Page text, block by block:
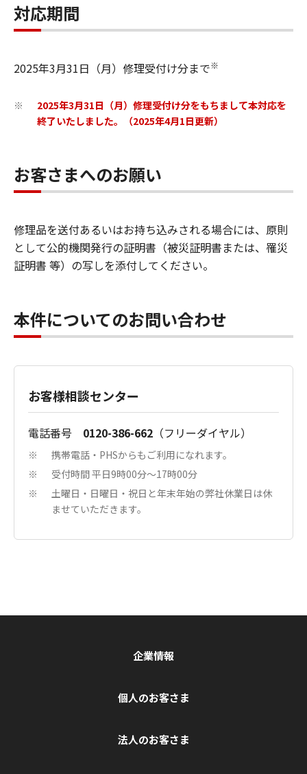
対応期間
2025年3月31日（月）修理受付け分まで※
※
2025年3月31日（月）修理受付け分をもちまして本対応を
終了いたしました。（2025年4月1日更新）
お客さまへのお願い
修理品を送付あるいはお持ち込みされる場合には、原則
として公的機関発行の証明書（被災証明書または、罹災
証明書 等）の写しを添付してください。
本件についてのお問い合わせ
お客様相談センター
電話番号 0120-386-662 （フリーダイヤル）
※ 携帯電話・PHSからもご利用になれます。
※ 受付時間 平日9時00分〜17時00分
※
土曜日・日曜日・祝日と年末年始の弊社休業日は休
ませていただきます。
企業情報
個人のお客さま
法人のお客さま